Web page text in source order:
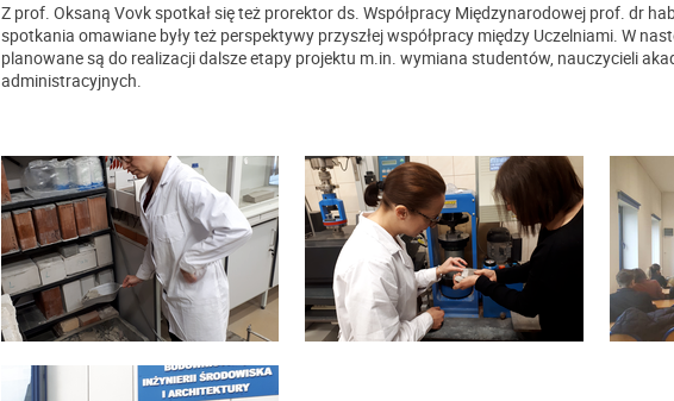
Z prof. Oksaną Vovk spotkał się też prorektor ds. Współpracy Międzynarodowej prof. dr
spotkania omawiane były też perspektywy przyszłej współpracy między Uczelniami. W
planowane są do realizacji dalsze etapy projektu m.in. wymiana studentów, nauczycieli
administracyjnych.